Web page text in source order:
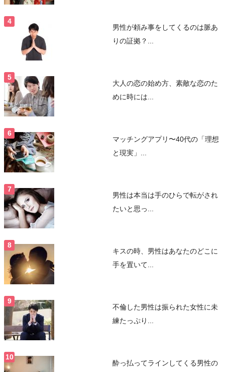
男性が頼み事をしてくるのは脈あ
りの証拠？...
大人の恋の始め方、素敵な恋のた
めに時には...
マッチングアプリ〜40代の「理想
と現実」...
男性は本当は手のひらで転がされ
たいと思っ...
キスの時、男性はあなたのどこに
手を置いて...
不倫した男性は振られた女性に未
練たっぷり...
酔っ払ってラインしてくる男性の